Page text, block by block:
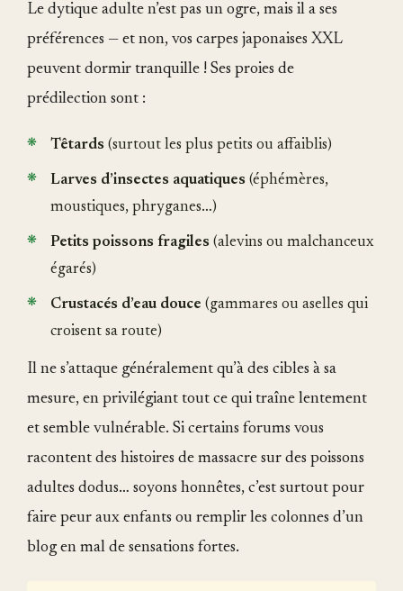
Le dytique adulte n’est pas un ogre, mais il a ses
préférences — et non, vos carpes japonaises XXL
peuvent dormir tranquille ! Ses proies de
prédilection sont :
Têtards (surtout les plus petits ou affaiblis)
Larves d’insectes aquatiques (éphémères,
moustiques, phryganes…)
Petits poissons fragiles (alevins ou malchanceux
égarés)
Crustacés d’eau douce (gammares ou aselles qui
croisent sa route)
Il ne s’attaque généralement qu’à des cibles à sa
mesure, en privilégiant tout ce qui traîne lentement
et semble vulnérable. Si certains forums vous
racontent des histoires de massacre sur des poissons
adultes dodus… soyons honnêtes, c’est surtout pour
faire peur aux enfants ou remplir les colonnes d’un
blog en mal de sensations fortes.